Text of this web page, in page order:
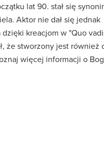
lat 90. stał się
Aktor nie dał się jednak
kreacjom w "Quo
że stworzony jest również
więcej informacji o